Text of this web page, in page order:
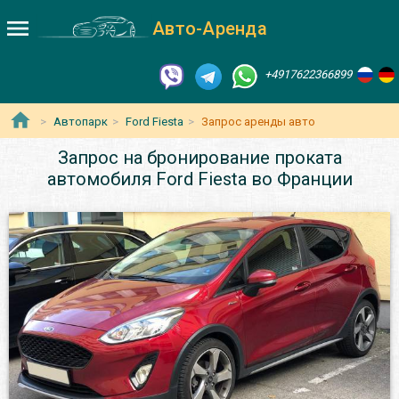
Авто-Аренда
+4917622366899
Автопарк Ford Fiesta Запрос аренды авто
Запрос на бронирование проката
автомобиля Ford Fiesta во Франции